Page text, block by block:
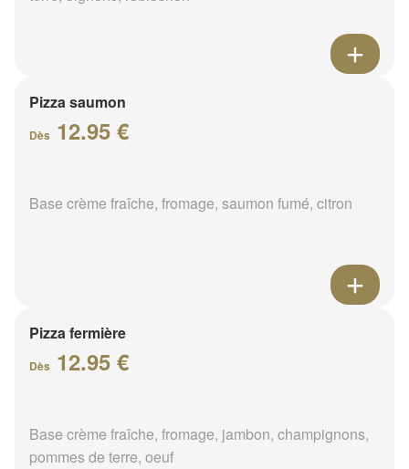
Pizza saumon
Dès 12.95 €
Base crème fraîche, fromage, saumon fumé, citron
Pizza fermière
Dès 12.95 €
Base crème fraîche, fromage, jambon, champignons,
pommes de terre, oeuf